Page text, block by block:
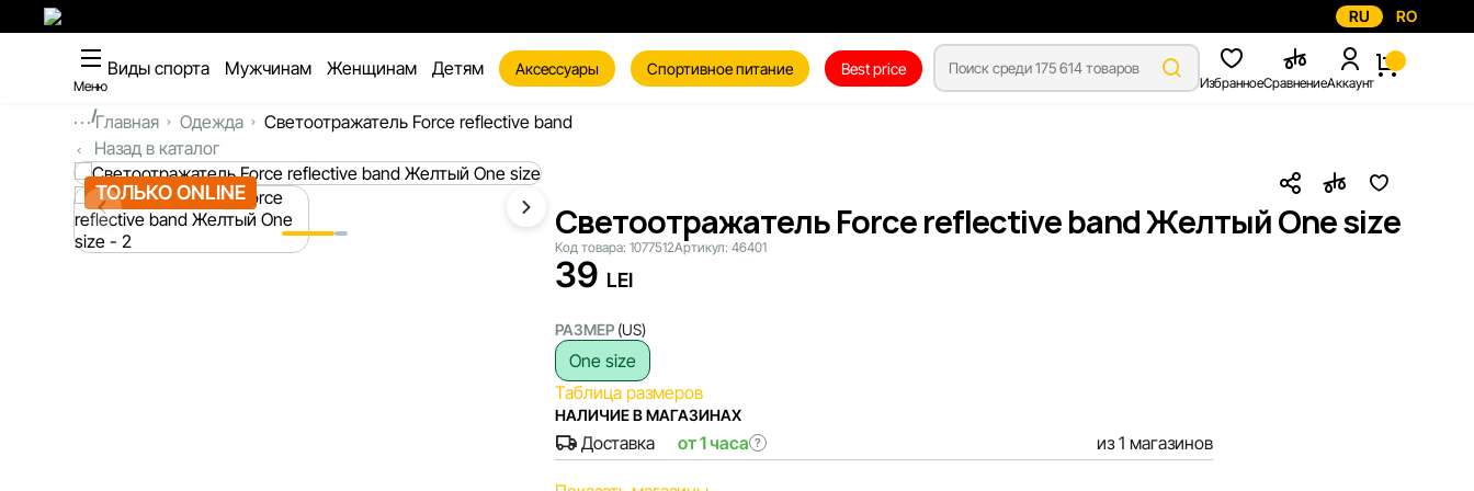
RU RO
Меню
Виды спорта Мужчинам Женщинам Детям Аксессуары Спортивное питание Best price
ИзбранноеСравнениеАккаунт
...Главная Одежда
Светоотражатель Force reflective band
Назад в каталог
ТОЛЬКО ONLINE
Светоотражатель Force reflective band Желтый One size
Код товара: 1077512Артикул: 46401
39 LEI
РАЗМЕР (US)
One size
Таблица размеров
НАЛИЧИЕ В МАГАЗИНАХ
Доставка от 1 часа ? из 1 магазинов